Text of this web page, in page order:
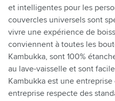
et intelligentes pour les
couvercles universels sont
vivre une expérience de
conviennent à toutes les
Kambukka, sont 100%
au lave-vaisselle et sont
Kambukka est une
entreprise respecte des